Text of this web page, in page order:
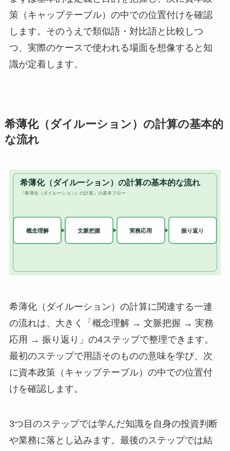
策（キャップテーブル）の中での位置付けを確認
します。そのうえで類似語・対比語と比較しつ
つ、実際のケースで使われる場面を想像すると知
識が定着します。
希薄化（ダイルーション）の計算の基本的
な流れ
希薄化（ダイルーション）の計算に関連する一連
の流れは、大きく「概念理解 → 文脈把握 → 実務
応用 → 振り返り」の4ステップで整理できます。
最初のステップで用語そのものの意味を学び、次
に資本政策（キャップテーブル）の中での位置付
けを確認します。
3つ目のステップでは学んだ知識を自身の投資判断
や業務に落とし込みます。最後のステップでは結